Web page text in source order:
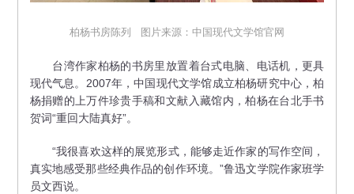
柏杨书房陈列 图片来源：中国现代文学馆官网
台湾作家柏杨的书房里放置着台式电脑、电话机，更具
现代气息。2007年，中国现代文学馆成立柏杨研究中心，柏
杨捐赠的上万件珍贵手稿和文献入藏馆内，柏杨在台北手书
贺词“重回大陆真好”。
“我很喜欢这样的展览形式，能够走近作家的写作空间，
真实地感受那些经典作品的创作环境。”鲁迅文学院作家班学
员文西说。